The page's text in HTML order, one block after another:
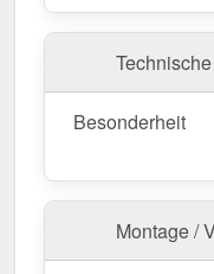
Besonderheit
Montage /